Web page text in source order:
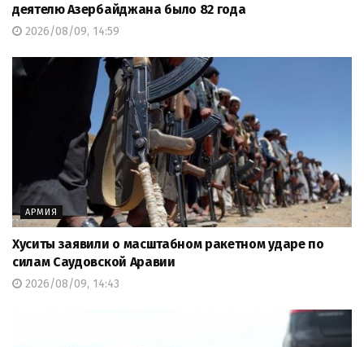
деятелю Азербайджана было 82 года
2026/08/09, 14:59
АРМИЯ
Хуситы заявили о масштабном ракетном ударе по
силам Саудовской Аравии
2026/08/09, 14:43